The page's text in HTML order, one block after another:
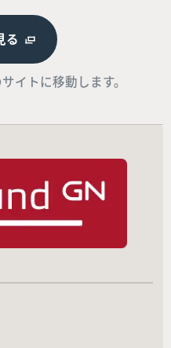
る
イトに移動します。